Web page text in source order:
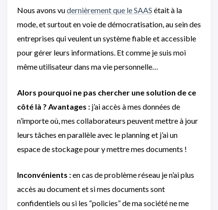
Nous avons vudernièrement que le SAAS était à la
mode, et surtout en voie de démocratisation, au sein des
entreprises qui veulent un système fiable et accessible
pour gérer leurs informations. Et comme je suis moi
même utilisateur dans ma vie personnelle…
Alors pourquoi ne pas chercher une solution de ce
côté là ? Avantages : j’ai accès à mes données de
n’importe où, mes collaborateurs peuvent mettre à jour
leurs tâches en parallèle avec le planning et j’ai un
espace de stockage pour y mettre mes documents !
Inconvénients :en cas de problème réseau je n’ai plus
accès au document et si mes documents sont
confidentiels ou si les “policies” de ma société ne me